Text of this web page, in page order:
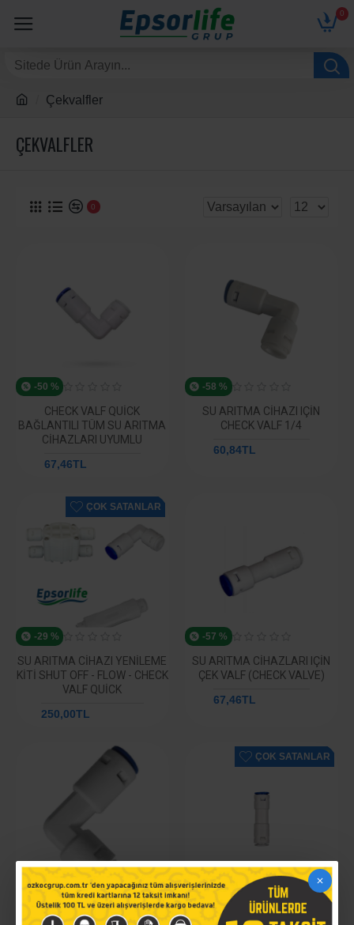
0
Çekvalfler
ÇEKVALFLER
0
-50 %
CHECK VALF QUICK
BAĞLANTILI TÜM SU ARITMA
CIHAZLARI UYUMLU
67,46TL
-58 %
SU ARITMA CIHAZI IÇIN
CHECK VALF 1/4
60,84TL
ÇOK SATANLAR
-29 %
SU ARITMA CIHAZI YENILEME
KITI SHUT OFF - FLOW - CHECK
VALF QUICK
250,00TL
-57 %
SU ARITMA CIHAZLARI IÇIN
ÇEK VALF (CHECK VALVE)
67,46TL
-77 %
SU ARITMA CIHAZLARI IÇIN L
ÇOK SATANLAR
-54 %
SU ARITMA IÇIN QUICK